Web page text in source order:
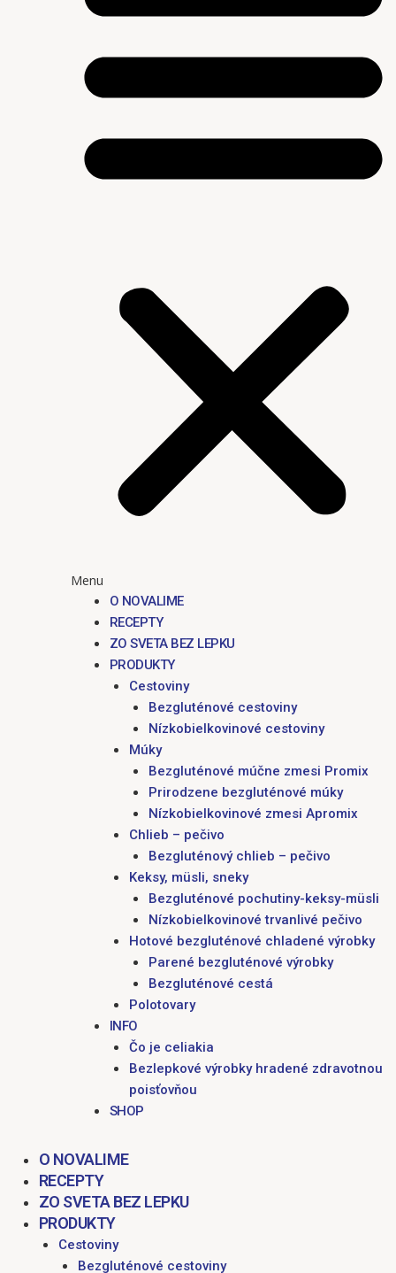
Menu
O NOVALIME
RECEPTY
ZO SVETA BEZ LEPKU
PRODUKTY
Cestoviny
Bezgluténové cestoviny
Nízkobielkovinové cestoviny
Múky
Bezgluténové múčne zmesi Promix
Prirodzene bezgluténové múky
Nízkobielkovinové zmesi Apromix
Chlieb – pečivo
Bezgluténový chlieb – pečivo
Keksy, müsli, sneky
Bezgluténové pochutiny-keksy-müsli
Nízkobielkovinové trvanlivé pečivo
Hotové bezgluténové chladené výrobky
Parené bezgluténové výrobky
Bezgluténové cestá
Polotovary
INFO
Čo je celiakia
Bezlepkové výrobky hradené zdravotnou
poisťovňou
SHOP
O NOVALIME
RECEPTY
ZO SVETA BEZ LEPKU
PRODUKTY
Cestoviny
Bezgluténové cestoviny